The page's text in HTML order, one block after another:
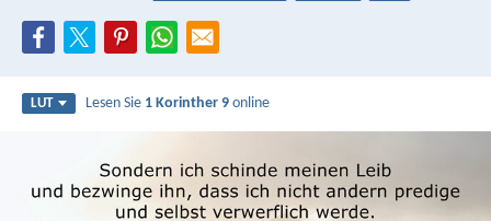
LUT Lesen Sie 1 Korinther 9 online